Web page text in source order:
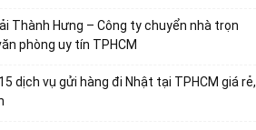
Thành Hưng – Công ty chuyển nhà trọn
phòng uy tín TPHCM
dịch vụ gửi hàng đi Nhật tại TPHCM giá rẻ,